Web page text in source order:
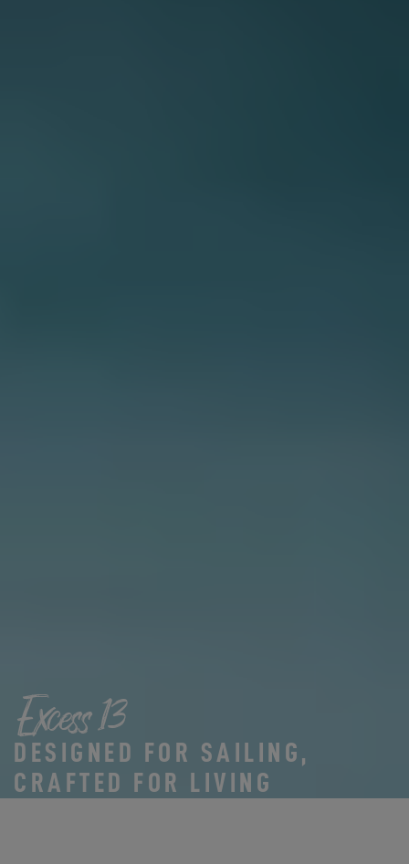
Excess 13
DESIGNED FOR SAILING,
CRAFTED FOR LIVING